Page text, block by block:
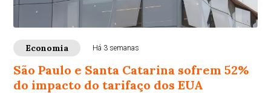
Economia Há 3 semanas
São Paulo e Santa Catarina sofrem 52%
do impacto do tarifaço dos EUA